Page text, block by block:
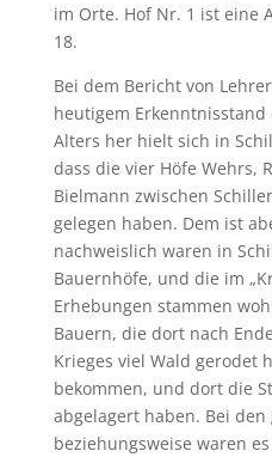
im Orte. Hof Nr. 1 ist eine
18.
Bei dem Bericht von
heutigem Erkenntnisstand
Alters her hielt sich in
dass die vier Höfe Wehrs,
Bielmann zwischen
gelegen haben. Dem ist
nachweislich waren in
Bauernhöfe, und die im
Erhebungen stammen
Bauern, die dort nach
Krieges viel Wald gerodet
bekommen, und dort die
abgelagert haben. Bei
beziehungsweise waren